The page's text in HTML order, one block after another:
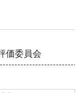
価委員会